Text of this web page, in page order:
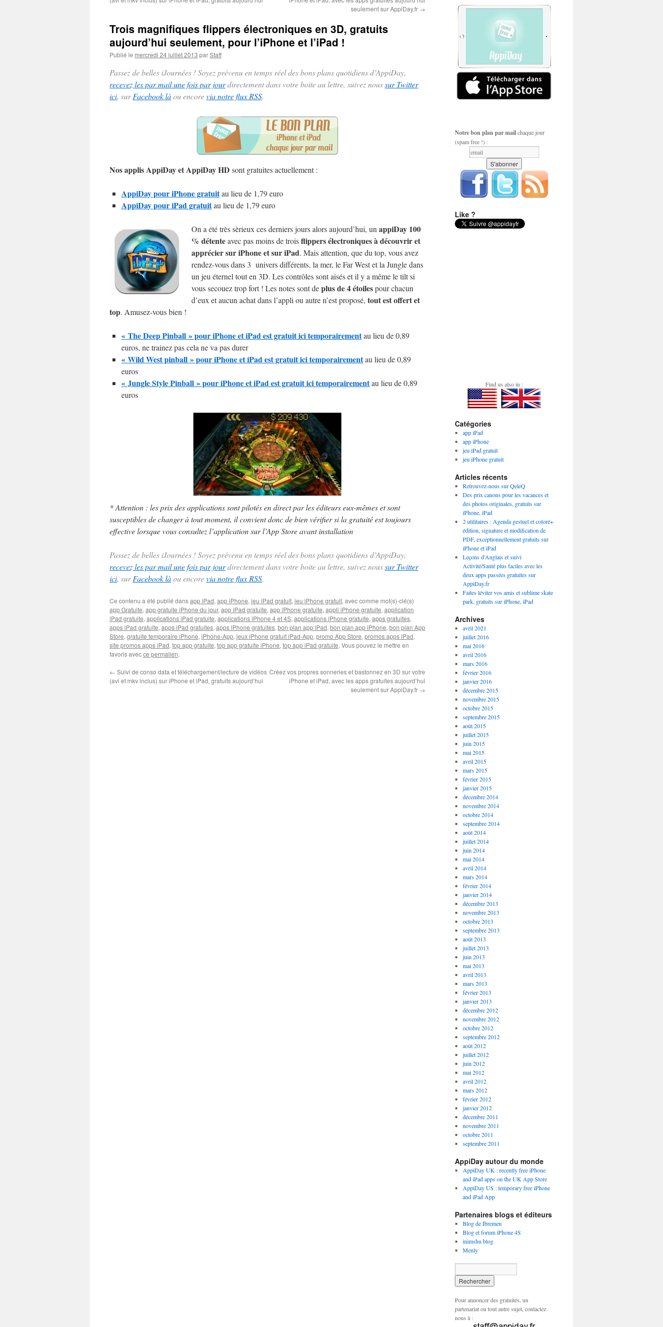
seulement sur AppiDay.fr →
Trois magnifiques flippers électroniques en 3D, gratuits
aujourd’hui seulement, pour l’iPhone et l’iPad !
Publié le mercredi 24 juillet 2013 parStaff
Passez de belles iJournées ! Soyez prévenu en temps réel des bons plans quotidiens d’AppiDay,
recevez les par mail une fois par jourdirectement dans votre boite au lettre, suivez noussur Twitter
ici, surFacebook làou encorevia notre flux RSS.
Nos applis AppiDay et AppiDay HD sont gratuites actuellement :
AppiDay pour iPhone gratuitau lieu de 1,79 euro
AppiDay pour iPad gratuitau lieu de 1,79 euro
On a été très sèrieux ces derniers jours alors aujourd’hui, un appiDay 100
% détenteavec pas moins de troisflippers électroniques à découvrir et
apprécier sur iPhone et sur iPad. Mais attention, que du top, vous avez
rendez-vous dans 3 univers différents, la mer, le Far West et la Jungle dans
un jeu éternel tout en 3D. Les contrôles sont aisés et il y a même le tilt si
vous secouez trop fort ! Les notes sont deplus de 4 étoilespour chacun
d’eux et aucun achat dans l’appli ou autre n’est proposé, tout est offert et
top. Amusez-vous bien !
« The Deep Pinball » pour iPhone et iPad est gratuit ici temporairementau lieu de 0,89
euros, ne trainez pas cela ne va pas durer
« Wild West pinball » pour iPhone et iPad est gratuit ici temporairementau lieu de 0,89
euros
« Jungle Style Pinball » pour iPhone et iPad est gratuit ici temporairementau lieu de 0,89
euros
* Attention : les prix des applications sont pilotés en direct par les éditeurs eux-mêmes et sont
susceptibles de changer à tout moment, il convient donc de bien vérifier si la gratuité est toujours
effective lorsque vous consultez l’application sur l’App Store avant installation
Passez de belles iJournées ! Soyez prévenu en temps réel des bons plans quotidiens d’AppiDay,
recevez les par mail une fois par jourdirectement dans votre boite au lettre, suivez noussur Twitter
ici, surFacebook làou encorevia notre flux RSS.
Ce contenu a été publié dansapp iPad, app iPhone, jeu iPad gratuit, jeu iPhone gratuit, avec comme mot(s)-clé(s)
app Gratuite, app gratuite iPhone du jour, app iPad gratuite, app iPhone gratuite, appli iPhone gratuite, application
iPad gratuite, applications iPad gratuite, applications iPhone 4 et 4S, applications iPhone gratuite, apps gratuites,
apps iPad gratuite, apps iPad gratuites, apps iPhone gratuites, bon plan app iPad, bon plan app iPhone, bon plan App
Store, gratuite temporaire iPhone, iPhone-App, jeux iPhone gratuit iPad-App, promo App Store, promos apps iPad,
site promos apps iPad, top app gratuite, top app gratuite iPhone, top app iPad gratuite. Vous pouvez le mettre en
favoris avecce permalien.
← Suivi de conso data et téléchargement/lecture de vidéos
(avi et mkv inclus) sur iPhone et iPad, gratuits aujourd’hui
Créez vos propres sonneries et bastonnez en 3D sur votre
iPhone et iPad, avec les apps gratuites aujourd’hui
seulement sur AppiDay.fr →
Notre bon plan par mailchaque jour
(spam free !) :
Like ?
Find us also in :
Catégories
app iPad
app iPhone
jeu iPad gratuit
jeu iPhone gratuit
Articles récents
Retrouvez-nous sur QeleQ
Des prix canons pour les vacances et
des photos originales, gratuits sur
iPhone, iPad
2 utilitaires : Agenda gestuel et coloré+
édition, signature et modification de
PDF, exceptionnellement gratuits sur
iPhone et iPad
Leçons d’Anglais et suivi
Activité/Santé plus faciles avec les
deux apps passées gratuites sur
AppiDay.fr
Faites léviter vos amis et sublime skate
park, gratuits sur iPhone, iPad
Archives
avril 2021
juillet 2016
mai 2016
avril 2016
mars 2016
février 2016
janvier 2016
décembre 2015
novembre 2015
octobre 2015
septembre 2015
août 2015
juillet 2015
juin 2015
mai 2015
avril 2015
mars 2015
février 2015
janvier 2015
décembre 2014
novembre 2014
octobre 2014
septembre 2014
août 2014
juillet 2014
juin 2014
mai 2014
avril 2014
mars 2014
février 2014
janvier 2014
décembre 2013
novembre 2013
octobre 2013
septembre 2013
août 2013
juillet 2013
juin 2013
mai 2013
avril 2013
mars 2013
février 2013
janvier 2013
décembre 2012
novembre 2012
octobre 2012
septembre 2012
août 2012
juillet 2012
juin 2012
mai 2012
avril 2012
mars 2012
février 2012
janvier 2012
décembre 2011
novembre 2011
octobre 2011
septembre 2011
AppiDay autour du monde
AppiDay UK : recently free iPhone
and iPad apps on the UK App Store
AppiDay US : temporary free iPhone
and iPad App
Partenaires blogs et éditeurs
Blog de Ibremen
Blog et forum iPhone 4S
inimshu blog
Menly
Pour annoncer des gratuités, un
partenariat ou tout autre sujet, contactez
nous à :